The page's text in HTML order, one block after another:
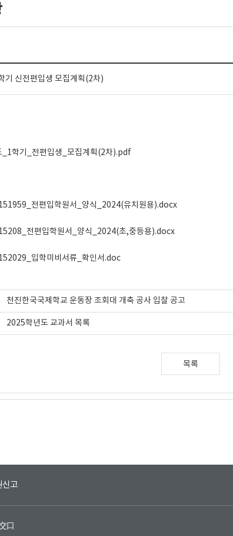
기 신전편입생 모집계획(2차)
_1학기_전편입생_모집계획(2차).pdf
전편입학원서_양식_2024(유치원용).docx
전편입학원서_양식_2024(초,중등용).docx
입학미비서류_확인서.doc
천진한국국제학교 운동장 조회대 개축 공사 입찰 공고
2025학년도 교과서 목록
목록
신고
口